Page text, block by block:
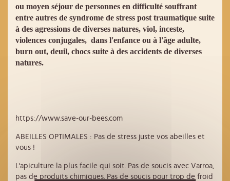
ou moyen séjour de personnes en difficulté souffrant
entre autres de syndrome de stress post traumatique suite
à des agressions de diverses natures, viol, inceste,
violences conjugales, dans l'enfance ou à l'âge adulte,
burn out, deuil, chocs suite à des accidents de diverses
natures.
https://www.save-our-bees.com
ABEILLES OPTIMALES : Pas de stress juste vos abeilles et
vous !
L'apiculture la plus facile qui soit. Pas de soucis avec Varroa,
pas de produits chimiques. Pas de soucis pour trop de froid